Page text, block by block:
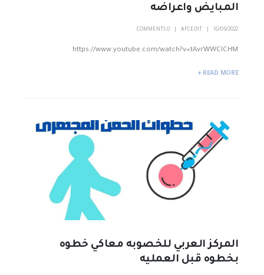
المبايض واعراضه
10/09/2022
AFCEDIT
0 COMMENTS
https://www.youtube.com/watch?v=tAvrWWCICHM
READ MORE +
المركز العربي للخصوبه معاكي خطوه
بخطوه قبل العمليه